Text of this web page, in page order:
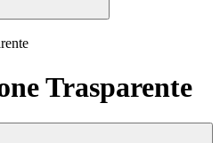
Trasparente